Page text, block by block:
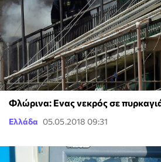
Φλώρινα: Ενας νεκρός σε
Ελλάδα 05.05.2018 09:31